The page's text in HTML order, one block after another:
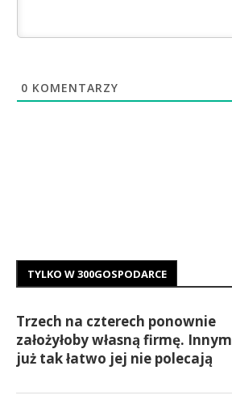
0 KOMENTARZY
TYLKO W 300GOSPODARCE
Trzech na czterech ponownie
założyłoby własną firmę. Innym
już tak łatwo jej nie polecają